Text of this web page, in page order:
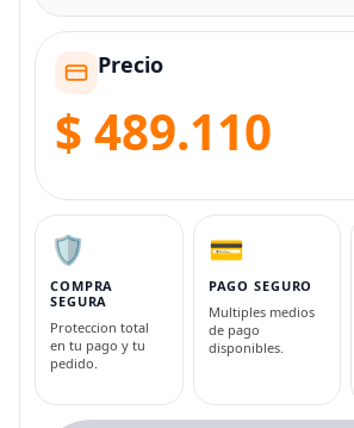
Precio
$ 489.110
🛡️
COMPRA
SEGURA
Proteccion total
en tu pago y tu
pedido.
💳
PAGO SEGURO
Multiples medios
de pago
disponibles.